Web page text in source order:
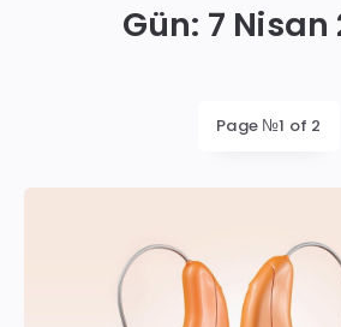
Gün: 7 Nisan
Page №1 of 2